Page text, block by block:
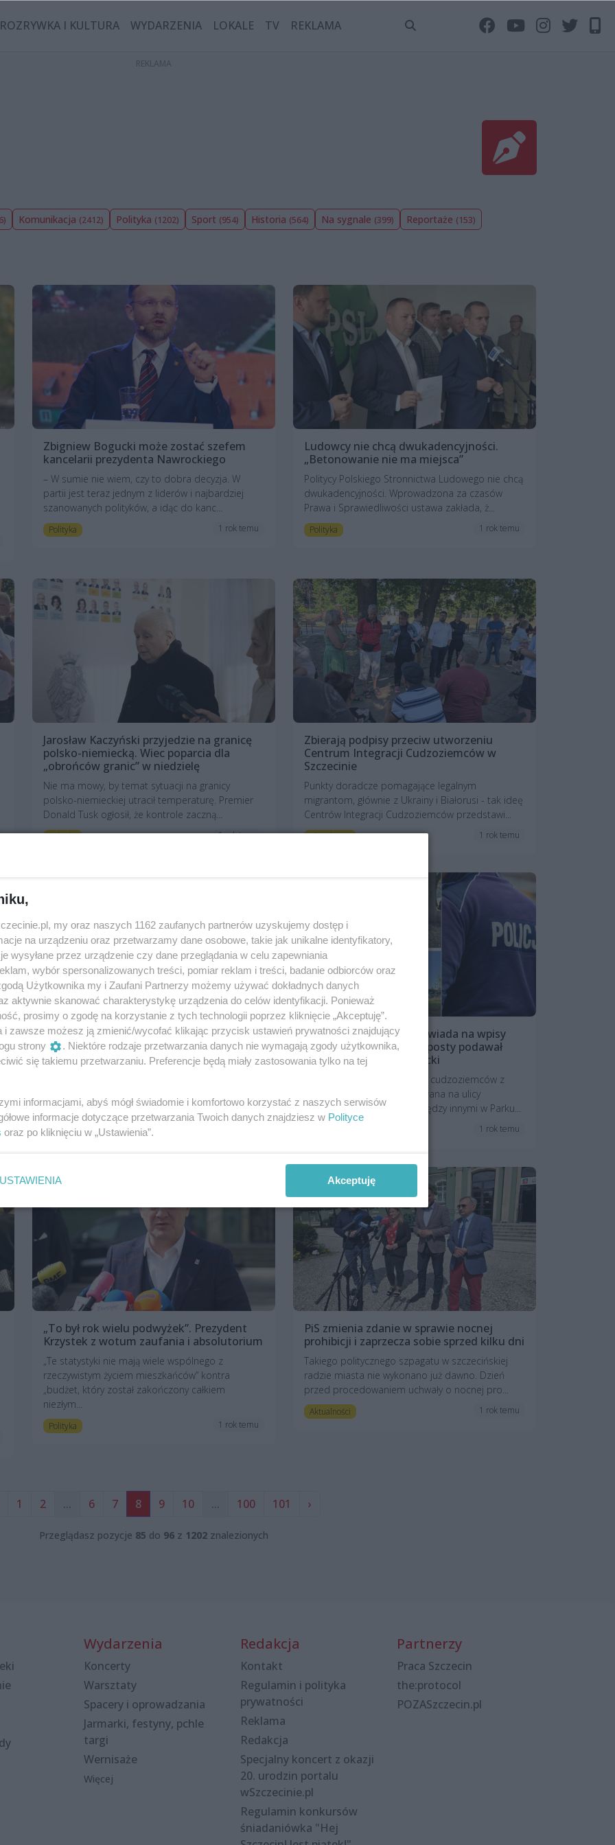
ROZRYWKA I KULTURA WYDARZENIA LOKALE TV REKLAMA
Komunikacja (2412) Polityka (1202) Sport (954) Historia (564) Na sygnale (399) Reportaże (153)
Zbigniew Bogucki może zostać szefem
kancelarii prezydenta Nawrockiego
– W sumie nie wiem, czy to dobra decyzja. W
partii jest teraz jednym z liderów i najbardziej
szanowanych polityków, a idąc do kanc...
Polityka 1 rok temu
Ludowcy nie chcą dwukadencyjności.
„Betonowanie nie ma miejsca”
Politycy Polskiego Stronnictwa Ludowego nie chcą
dwukadencyjności. Wprowadzona za czasów
Prawa i Sprawiedliwości ustawa zakłada, ż...
Polityka 1 rok temu
Jarosław Kaczyński przyjedzie na granicę
polsko-niemiecką. Wiec poparcia dla
„obrońców granic” w niedzielę
Nie ma mowy, by temat sytuacji na granicy
polsko-niemieckiej utracił temperaturę. Premier
Donald Tusk ogłosił, że kontrole zaczną...
Polityka 1 rok temu
Zbierają podpisy przeciw utworzeniu
Centrum Integracji Cudzoziemców w
Szczecinie
Punkty doradcze pomagające legalnym
migrantom, głównie z Ukrainy i Białorusi - tak ideę
Centrów Integracji Cudzoziemców przedstawi...
Aktualności 1 rok temu
Obywatelskie kontrole trwają. Poseł Łącki:
„Banda oszołomów legitymuje ludzi na
granicy”
Młodzi ludzie – głównie mężczyźni,...
Polityka
Policja stanowczo odpowiada na wpisy
posła Mateckiego. Jego posty podawał
dalej Mateusz Morawiecki
Policja potwierdza, że grupa cudzoziemców z
Somalii została wylegitymowana na ulicy
Mickiewicza, a następnie między innymi w Parku...
1 rok temu
„To był rok wielu podwyżek”. Prezydent
Krzystek z wotum zaufania i absolutorium
„Te statystyki nie mają wiele wspólnego z
rzeczywistym życiem mieszkańców” kontra
„budżet, który został zakończony całkiem
niezłym...
Polityka 1 rok temu
PiS zmienia zdanie w sprawie nocnej
prohibicji i zaprzecza sobie sprzed kilku dni
Takiego politycznego szpagatu w szczecińskiej
radzie miasta nie wykonano już dawno. Dzień
przed procedowaniem uchwały o nocnej pro...
Aktualności 1 rok temu
1 2 ... 6 7 8 9 10 ... 100 101 ›
Przeglądasz pozycje 85 do 96 z 1202 znalezionych
Wydarzenia
Koncerty
Warsztaty
Spacery i oprowadzania
Jarmarki, festyny, pchle
targi
Wernisaże
Więcej
Redakcja
Kontakt
Regulamin i polityka
prywatności
Reklama
Redakcja
Specjalny koncert z okazji
20. urodzin portalu
wSzczecinie.pl
Regulamin konkursów
śniadaniówka "Hej
Partnerzy
Praca Szczecin
the:protocol
POZASzczecin.pl
my oraz naszych 1162 zaufanych partnerów uzyskujemy dostęp i
na urządzeniu oraz przetwarzamy dane osobowe, takie jak unikalne identyfikatory,
wysyłane przez urządzenie czy dane przeglądania w celu zapewniania
wybór spersonalizowanych treści, pomiar reklam i treści, badanie odbiorców oraz
Użytkownika my i Zaufani Partnerzy możemy używać dokładnych danych
aktywnie skanować charakterystykę urządzenia do celów identyfikacji. Ponieważ
prosimy o zgodę na korzystanie z tych technologii poprzez kliknięcie „Akceptuję”.
i zawsze możesz ją zmienić/wycofać klikając przycisk ustawień prywatności znajdujący
strony
. Niektóre rodzaje przetwarzania danych nie wymagają zgody użytkownika,
się takiemu przetwarzaniu. Preferencje będą miały zastosowania tylko na tej
informacjami, abyś mógł świadomie i komfortowo korzystać z naszych serwisów
informacje dotyczące przetwarzania Twoich danych znajdziesz w Polityce
oraz po kliknięciu w „Ustawienia”.
USTAWIENIA Akceptuję